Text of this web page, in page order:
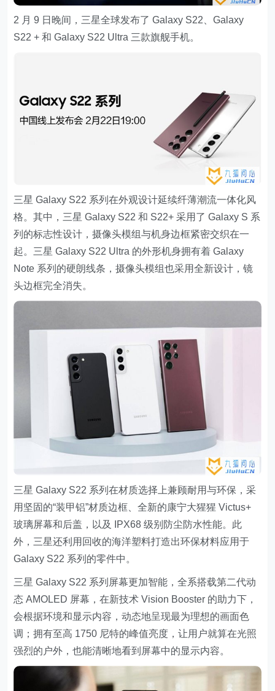
2 月 9 日晚间，三星全球发布了 Galaxy S22、Galaxy
S22 + 和 Galaxy S22 Ultra 三款旗舰手机。
三星 Galaxy S22 系列在外观设计延续纤薄潮流一体化风
格。其中，三星 Galaxy S22 和 S22+ 采用了 Galaxy S 系
列的标志性设计，摄像头模组与机身边框紧密交织在一
起。三星 Galaxy S22 Ultra 的外形机身拥有着 Galaxy
Note 系列的硬朗线条，摄像头模组也采用全新设计，镜
头边框完全消失。
三星 Galaxy S22 系列在材质选择上兼顾耐用与环保，采
用坚固的“装甲铝”材质边框、全新的康宁大猩猩 Victus+
玻璃屏幕和后盖，以及 IPX68 级别防尘防水性能。此
外，三星还利用回收的海洋塑料打造出环保材料应用于
Galaxy S22 系列的零件中。
三星 Galaxy S22 系列屏幕更加智能，全系搭载第二代动
态 AMOLED 屏幕，在新技术 Vision Booster 的助力下，
会根据环境和显示内容，动态地呈现最为理想的画面色
调；拥有至高 1750 尼特的峰值亮度，让用户就算在光照
强烈的户外，也能清晰地看到屏幕中的显示内容。